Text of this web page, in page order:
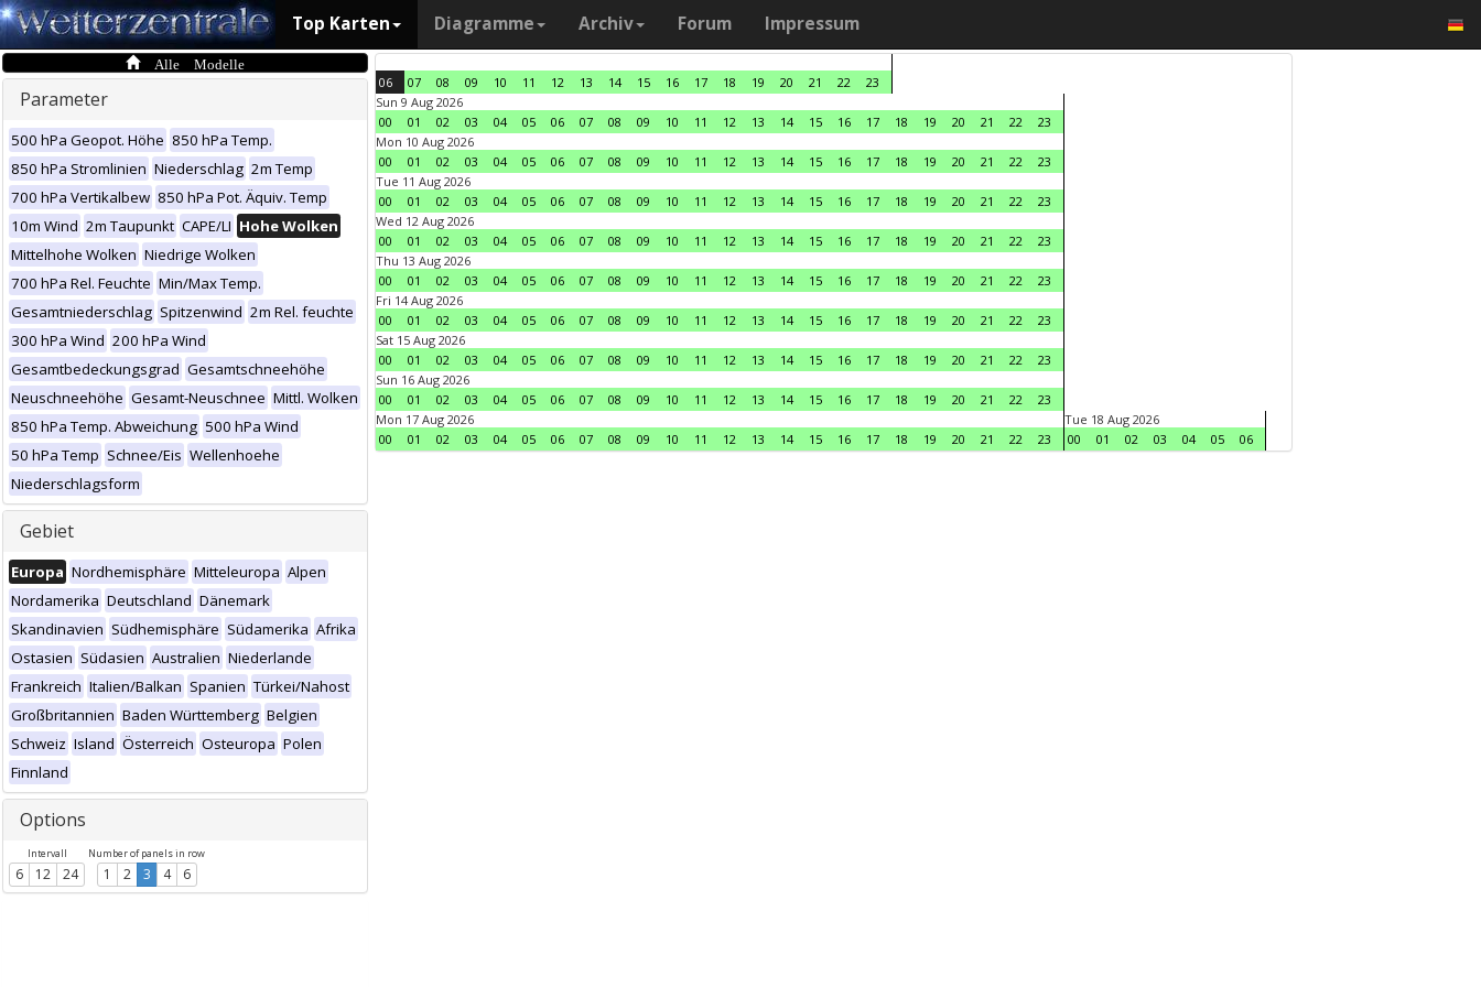
Top Karten Diagramme Archiv Forum Impressum
Alle Modelle
Parameter
500 hPa Geopot. Höhe 850 hPa Temp.
850 hPa Stromlinien Niederschlag 2m Temp
700 hPa Vertikalbew 850 hPa Pot. Äquiv. Temp
10m Wind 2m Taupunkt CAPE/LI Hohe Wolken
Mittelhohe Wolken Niedrige Wolken
700 hPa Rel. Feuchte Min/Max Temp.
Gesamtniederschlag Spitzenwind 2m Rel. feuchte
300 hPa Wind 200 hPa Wind
Gesamtbedeckungsgrad Gesamtschneehöhe
Neuschneehöhe Gesamt-Neuschnee Mittl. Wolken
850 hPa Temp. Abweichung 500 hPa Wind
50 hPa Temp Schnee/Eis Wellenhoehe
Niederschlagsform
Gebiet
Europa Nordhemisphäre Mitteleuropa Alpen
Nordamerika Deutschland Dänemark
Skandinavien Südhemisphäre Südamerika Afrika
Ostasien Südasien Australien Niederlande
Frankreich Italien/Balkan Spanien Türkei/Nahost
Großbritannien Baden Württemberg Belgien
Schweiz Island Österreich Osteuropa Polen
Finnland
Options
Intervall
6 12 24
Number of panels in row
1 2 3 4 6
06 07 08 09 10 11 12 13 14 15 16 17 18 19 20 21 22
23
Sun 9 Aug 2026
00
01 02 03 04 05 06 07 08 09 10 11 12 13 14 15 16 17 18 19 20 21 22
23
Mon 10 Aug 2026
00
01 02 03 04 05 06 07 08 09 10 11 12 13 14 15 16 17 18 19 20 21 22
23
Tue 11 Aug 2026
00
01 02 03 04 05 06 07 08 09 10 11 12 13 14 15 16 17 18 19 20 21 22
23
Wed 12 Aug 2026
00
01 02 03 04 05 06 07 08 09 10 11 12 13 14 15 16 17 18 19 20 21 22
23
Thu 13 Aug 2026
00
01 02 03 04 05 06 07 08 09 10 11 12 13 14 15 16 17 18 19 20 21 22
23
Fri 14 Aug 2026
00
01 02 03 04 05 06 07 08 09 10 11 12 13 14 15 16 17 18 19 20 21 22
23
Sat 15 Aug 2026
00
01 02 03 04 05 06 07 08 09 10 11 12 13 14 15 16 17 18 19 20 21 22
23
Sun 16 Aug 2026
00
01 02 03 04 05 06 07 08 09 10 11 12 13 14 15 16 17 18 19 20 21 22
23
Mon 17 Aug 2026
00
01 02 03 04 05 06 07 08 09 10 11 12 13 14 15 16 17 18 19 20 21 22 23
Tue 18 Aug 2026
00
01 02 03 04 05 06